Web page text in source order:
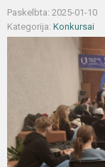
Paskelbta: 2025-01-10
Kategorija: Konkursai